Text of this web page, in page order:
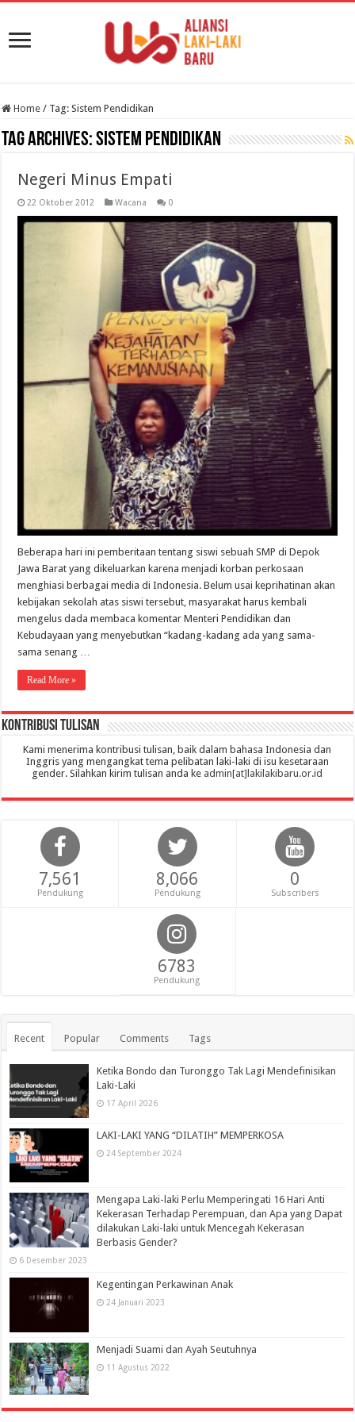
Home / Tag:Sistem Pendidikan
Tag Archives:Sistem Pendidikan
Negeri Minus Empati
22 Oktober 2012 Wacana 0
Beberapa hari ini pemberitaan tentang siswi sebuah SMP di Depok
Jawa Barat yang dikeluarkan karena menjadi korban perkosaan
menghiasi berbagai media di Indonesia. Belum usai keprihatinan akan
kebijakan sekolah atas siswi tersebut, masyarakat harus kembali
mengelus dada membaca komentar Menteri Pendidikan dan
Kebudayaan yang menyebutkan “kadang-kadang ada yang sama-
sama senang …
Read More »
Kontribusi Tulisan
Kami menerima kontribusi tulisan, baik dalam bahasa Indonesia dan
Inggris yang mengangkat tema pelibatan laki-laki di isu kesetaraan
gender. Silahkan kirim tulisan anda ke admin[at]lakilakibaru.or.id
7,561
Pendukung
8,066
Pendukung
0
Subscribers
6783
Pendukung
Recent Popular Comments Tags
Ketika Bondo dan Turonggo Tak Lagi Mendefinisikan
Laki-Laki
17 April 2026
LAKI-LAKI YANG “DILATIH” MEMPERKOSA
24 September 2024
Mengapa Laki-laki Perlu Memperingati 16 Hari Anti
Kekerasan Terhadap Perempuan, dan Apa yang Dapat
dilakukan Laki-laki untuk Mencegah Kekerasan
Berbasis Gender?
6 Desember 2023
Kegentingan Perkawinan Anak
24 Januari 2023
Menjadi Suami dan Ayah Seutuhnya
11 Agustus 2022